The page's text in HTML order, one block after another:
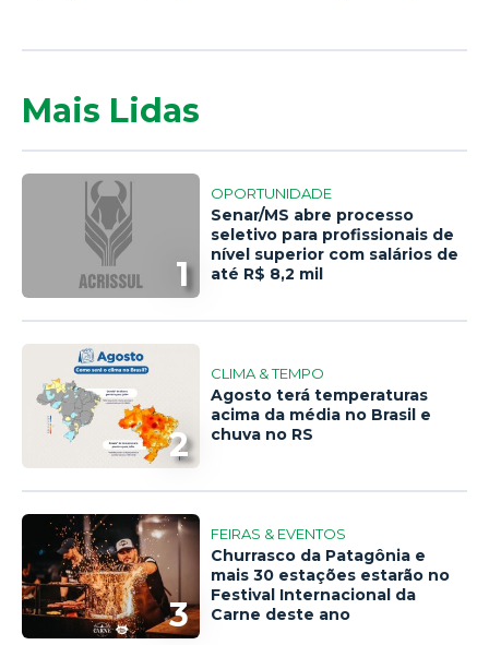
Mais Lidas
1
OPORTUNIDADE
Senar/MS abre processo
seletivo para profissionais de
nível superior com salários de
até R$ 8,2 mil
2
CLIMA & TEMPO
Agosto terá temperaturas
acima da média no Brasil e
chuva no RS
3
FEIRAS & EVENTOS
Churrasco da Patagônia e
mais 30 estações estarão no
Festival Internacional da
Carne deste ano